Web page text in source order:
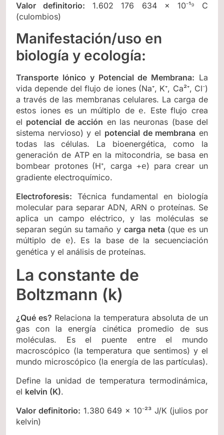
Valor definitorio: 1.602 176 634 × 10⁻¹⁹ C
(culombios)
Manifestación/uso en
biología y ecología:
Transporte Iónico y Potencial de Membrana: La
vida depende del flujo de iones (Na⁺, K⁺, Ca²⁺, Cl⁻)
a través de las membranas celulares. La carga de
estos iones es un múltiplo de e. Este flujo crea
el potencial de acción en las neuronas (base del
sistema nervioso) y el potencial de membrana en
todas las células. La bioenergética, como la
generación de ATP en la mitocondria, se basa en
bombear protones (H⁺, carga +e) para crear un
gradiente electroquímico.
Electroforesis: Técnica fundamental en biología
molecular para separar ADN, ARN o proteínas. Se
aplica un campo eléctrico, y las moléculas se
separan según su tamaño y carga neta (que es un
múltiplo de e). Es la base de la secuenciación
genética y el análisis de proteínas.
La constante de
Boltzmann (k)
¿Qué es? Relaciona la temperatura absoluta de un
gas con la energía cinética promedio de sus
moléculas. Es el puente entre el mundo
macroscópico (la temperatura que sentimos) y el
mundo microscópico (la energía de las partículas).
Define la unidad de temperatura termodinámica,
el kelvin (K).
Valor definitorio: 1.380 649 × 10⁻²³ J/K (julios por
kelvin)